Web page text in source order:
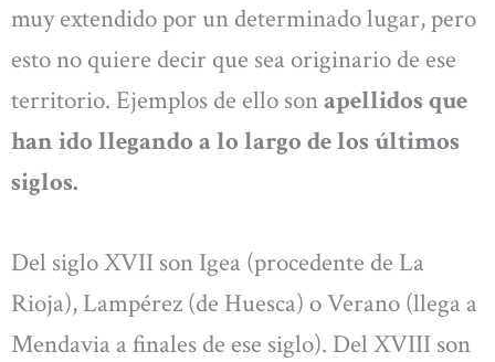
muy extendido por un determinado lugar, pero
esto no quiere decir que sea originario de ese
territorio. Ejemplos de ello sonapellidos que
han ido llegando a lo largo de los últimos
siglos.
Del siglo XVII son Igea (procedente de La
Rioja), Lampérez (de Huesca) o Verano (llega a
Mendavia a finales de ese siglo). Del XVIII son